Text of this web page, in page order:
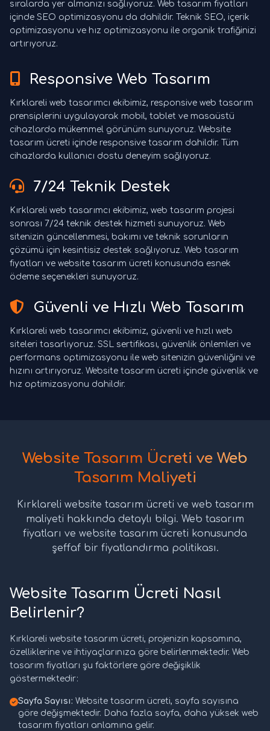
sıralarda yer almanızı sağlıyoruz. Web tasarım fiyatları
içinde SEO optimizasyonu da dahildir. Teknik SEO, içerik
optimizasyonu ve hız optimizasyonu ile organik trafiğinizi
artırıyoruz.
Responsive Web Tasarım
Kırklareli web tasarımcı ekibimiz, responsive web tasarım
prensiplerini uygulayarak mobil, tablet ve masaüstü
cihazlarda mükemmel görünüm sunuyoruz. Website
tasarım ücreti içinde responsive tasarım dahildir. Tüm
cihazlarda kullanıcı dostu deneyim sağlıyoruz.
7/24 Teknik Destek
Kırklareli web tasarımcı ekibimiz, web tasarım projesi
sonrası 7/24 teknik destek hizmeti sunuyoruz. Web
sitenizin güncellenmesi, bakımı ve teknik sorunların
çözümü için kesintisiz destek sağlıyoruz. Web tasarım
fiyatları ve website tasarım ücreti konusunda esnek
ödeme seçenekleri sunuyoruz.
Güvenli ve Hızlı Web Tasarım
Kırklareli web tasarımcı ekibimiz, güvenli ve hızlı web
siteleri tasarlıyoruz. SSL sertifikası, güvenlik önlemleri ve
performans optimizasyonu ile web sitenizin güvenliğini ve
hızını artırıyoruz. Website tasarım ücreti içinde güvenlik ve
hız optimizasyonu dahildir.
Website Tasarım Ücreti ve Web
Tasarım Maliyeti
Kırklareli website tasarım ücreti ve web tasarım
maliyeti hakkında detaylı bilgi. Web tasarım
fiyatları ve website tasarım ücreti konusunda
şeffaf bir fiyatlandırma politikası.
Website Tasarım Ücreti Nasıl
Belirlenir?
Kırklareli website tasarım ücreti, projenizin kapsamına,
özelliklerine ve ihtiyaçlarınıza göre belirlenmektedir. Web
tasarım fiyatları şu faktörlere göre değişiklik
göstermektedir:
Sayfa Sayısı: Website tasarım ücreti, sayfa sayısına
göre değişmektedir. Daha fazla sayfa, daha yüksek web
tasarım fiyatları anlamına gelir.